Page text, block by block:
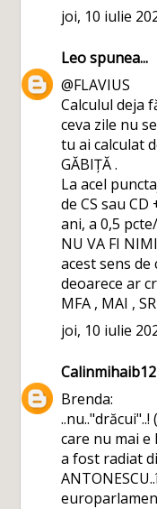
joi, 10 iulie
Leospunea...
@FLAVIUS
Calculul deja
ceva zile nu
tu ai calculat
GĂBIȚĂ .
La acel
de CS sau
ani, a 0,5
NU VA FI
acest sens
deoarece ar
MFA , MAI ,
joi, 10 iulie
Calinmihaib12
Brenda:
care nu mai e
a fost radiat